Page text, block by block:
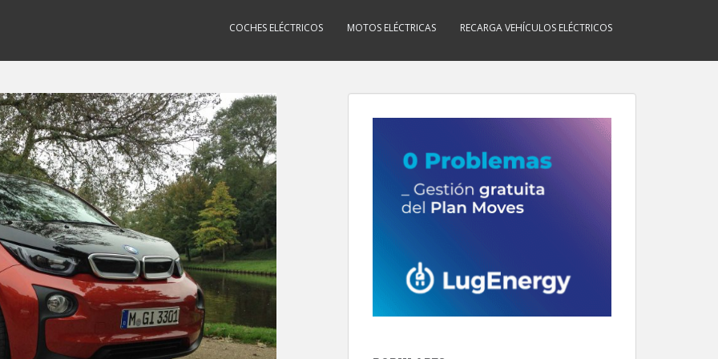
COCHES ELÉCTRICOS MOTOS ELÉCTRICAS RECARGA VEHÍCULOS ELÉCTRICOS